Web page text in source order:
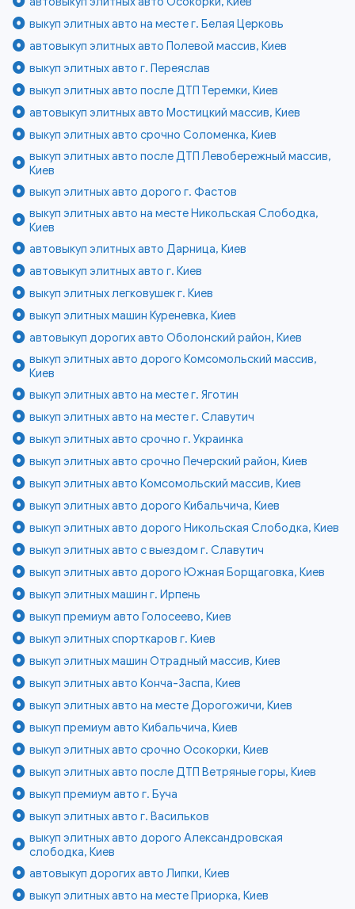
выкуп элитных авто на месте г. Белая Церковь
автовыкуп элитных авто Полевой массив, Киев
выкуп элитных авто г. Переяслав
выкуп элитных авто после ДТП Теремки, Киев
автовыкуп элитных авто Мостицкий массив, Киев
выкуп элитных авто срочно Соломенка, Киев
выкуп элитных авто после ДТП Левобережный массив,
Киев
выкуп элитных авто дорого г. Фастов
выкуп элитных авто на месте Никольская Слободка,
Киев
автовыкуп элитных авто Дарница, Киев
автовыкуп элитных авто г. Киев
выкуп элитных легковушек г. Киев
выкуп элитных машин Куреневка, Киев
автовыкуп дорогих авто Оболонский район, Киев
выкуп элитных авто дорого Комсомольский массив,
Киев
выкуп элитных авто на месте г. Яготин
выкуп элитных авто на месте г. Славутич
выкуп элитных авто срочно г. Украинка
выкуп элитных авто срочно Печерский район, Киев
выкуп элитных авто Комсомольский массив, Киев
выкуп элитных авто дорого Кибальчича, Киев
выкуп элитных авто дорого Никольская Слободка, Киев
выкуп элитных авто с выездом г. Славутич
выкуп элитных авто дорого Южная Борщаговка, Киев
выкуп элитных машин г. Ирпень
выкуп премиум авто Голосеево, Киев
выкуп элитных спорткаров г. Киев
выкуп элитных машин Отрадный массив, Киев
выкуп элитных авто Конча-Заспа, Киев
выкуп элитных авто на месте Дорогожичи, Киев
выкуп премиум авто Кибальчича, Киев
выкуп элитных авто срочно Осокорки, Киев
выкуп элитных авто после ДТП Ветряные горы, Киев
выкуп премиум авто г. Буча
выкуп элитных авто г. Васильков
выкуп элитных авто дорого Александровская
слободка, Киев
автовыкуп дорогих авто Липки, Киев
выкуп элитных авто на месте Приорка, Киев